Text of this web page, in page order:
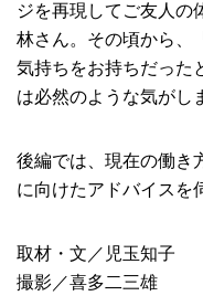
ジを再現してご友人の
林さん。その頃から、
気持ちをお持ちだった
は必然のような気がし
後編では、現在の働き
に向けたアドバイスを
取材・文／児玉知子
撮影／喜多二三雄